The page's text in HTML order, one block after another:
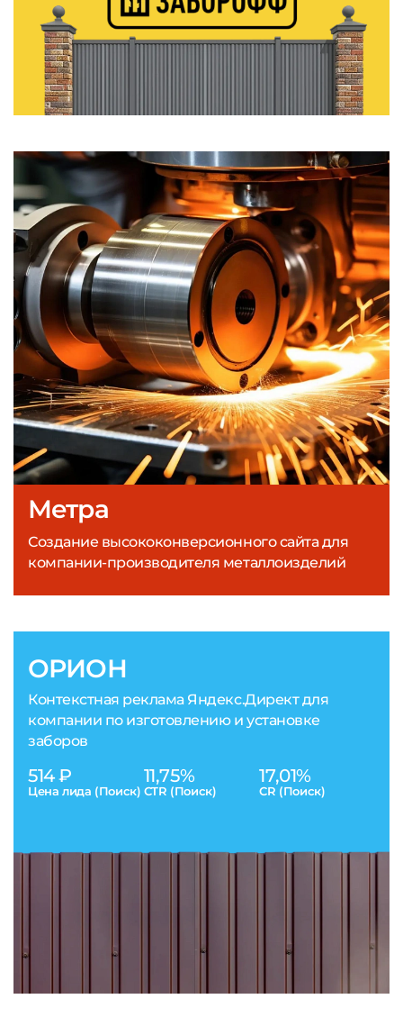
ОРИОН
Контекстная реклама Яндекс.Директ для
компании по изготовлению и установке
заборов
514 ₽
Цена лида (Поиск)
11,75%
CTR (Поиск)
17,01%
CR (Поиск)
Метра
Создание высококонверсионного сайта для
компании-производителя металлоизделий